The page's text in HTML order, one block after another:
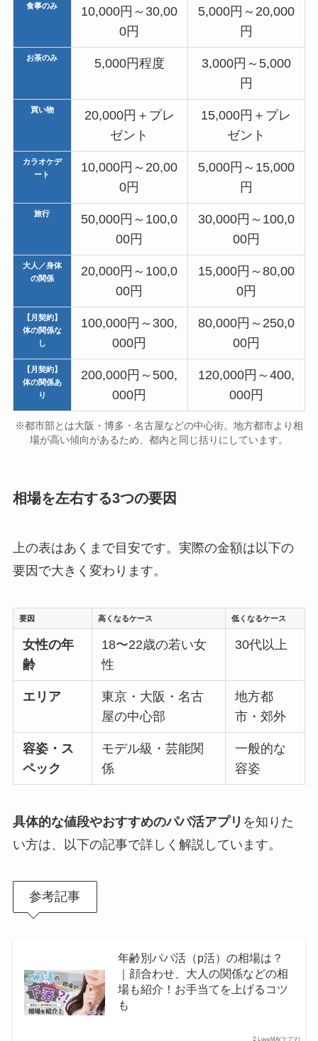
食事のみ
10,000円～30,00
0円
5,000円～20,000
円
お茶のみ 5,000円程度
3,000円～5,000
円
買い物
20,000円＋プレ
ゼント
15,000円＋プレ
ゼント
カラオケデ
ート
10,000円～20,00
0円
5,000円～15,000
円
旅行
50,000円～100,0
00円
30,000円～100,0
00円
大人／身体
の関係
20,000円～100,0
00円
15,000円～80,00
0円
【月契約】
体の関係な
し
100,000円～300,
000円
80,000円～250,0
00円
【月契約】
体の関係あ
り
200,000円～500,
000円
120,000円～400,
000円
※都市部とは大阪・博多・名古屋などの中心街。地方都市より相
場が高い傾向があるため、都内と同じ括りにしています。
相場を左右する3つの要因
上の表はあくまで目安です。実際の金額は以下の
要因で大きく変わります。
要因 高くなるケース 低くなるケース
女性の年
齢
18〜22歳の若い女
性
30代以上
エリア
東京・大阪・名古
屋の中心部
地方都
市・郊外
容姿・ス
ペック
モデル級・芸能関
係
一般的な
容姿
具体的な値段やおすすめのパパ活アプリ を知りた
い方は、以下の記事で詳しく解説しています。
参考記事
LoveMA(ラブマ)
年齢別パパ活（p活）の相場は？
｜顔合わせ、大人の関係などの相
場も紹介！お手当てを上げるコツ
も